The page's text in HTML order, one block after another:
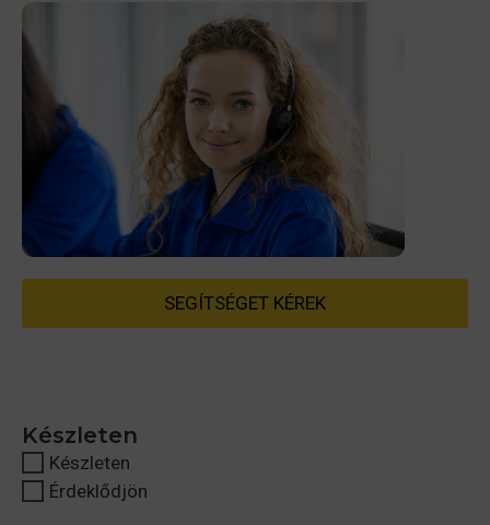
SEGÍTSÉGET KÉREK
Készleten
Készleten
Érdeklődjön